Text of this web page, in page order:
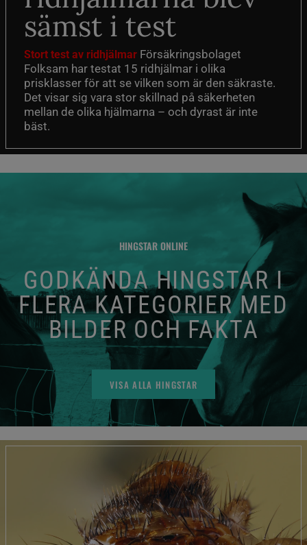
sämst i test
Stort test av ridhjälmar Försäkringsbolaget
Folksam har testat 15 ridhjälmar i olika
prisklasser för att se vilken som är den säkraste.
Det visar sig vara stor skillnad på säkerheten
mellan de olika hjälmarna – och dyrast är inte
bäst.
HINGSTAR ONLINE
GODKÄNDA HINGSTAR I
FLERA KATEGORIER MED
BILDER OCH FAKTA
VISA ALLA HINGSTAR